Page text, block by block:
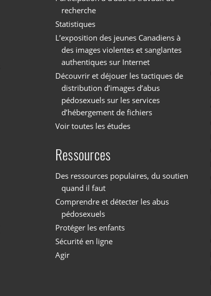
recherche
Statistiques
L’exposition des jeunes Canadiens à
des images violentes et sanglantes
authentiques sur Internet
Découvrir et déjouer les tactiques de
distribution d’images d’abus
pédosexuels sur les services
d’hébergement de fichiers
Voir toutes les études
Ressources
Des ressources populaires, du soutien
quand il faut
Comprendre et détecter les abus
pédosexuels
Protéger les enfants
Sécurité en ligne
Agir